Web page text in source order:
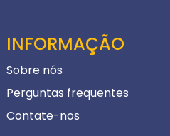
INFORMAÇÃO
Sobre nós
Perguntas frequentes
Contate-nos